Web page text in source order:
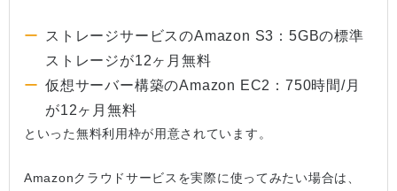
ストレージサービスのAmazon S3：5GBの標準
ストレージが12ヶ月無料
仮想サーバー構築のAmazon EC2：750時間/月
が12ヶ月無料
といった無料利用枠が用意されています。
Amazonクラウドサービスを実際に使ってみたい場合は、